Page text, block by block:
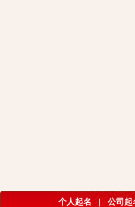
个人起名 公司起